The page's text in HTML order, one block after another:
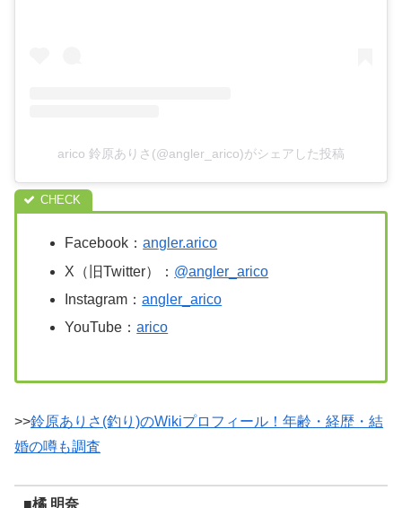
arico 鈴原ありさ(@angler_arico)がシェアした投稿
Facebook：angler.arico
X（旧Twitter）： @angler_arico
Instagram：angler_arico
YouTube：arico
>>鈴原ありさ(釣り)のWikiプロフィール！年齢・経歴・結
婚の噂も調査
■橘 明奈